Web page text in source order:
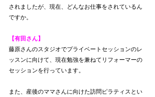
されましたが、現在、どんなお仕事をされているん
ですか。
【有田さん】
藤原さんのスタジオでプライベートセッションのレ
ッスンに向けて、現在勉強を兼ねてリフォーマーの
セッションを行っています。
また、産後のママさんに向けた訪問ピラティスとい